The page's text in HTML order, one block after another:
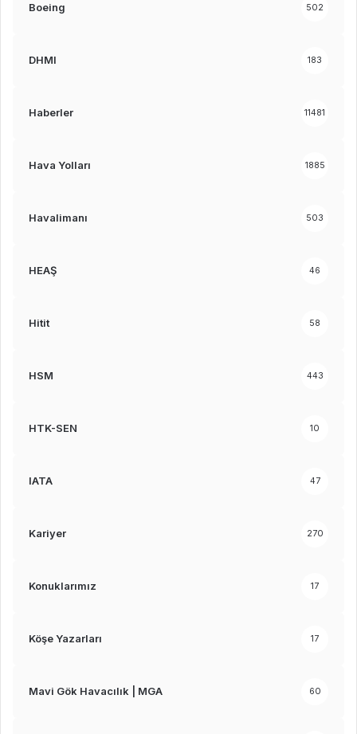
Boeing 502
DHMI 183
Haberler 11481
Hava Yolları 1885
Havalimanı 503
HEAŞ 46
Hitit 58
HSM 443
HTK-SEN 10
IATA 47
Kariyer 270
Konuklarımız 17
Köşe Yazarları 17
Mavi Gök Havacılık | MGA 60